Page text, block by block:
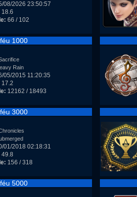
08/2026 23:50:57
18.6
66 / 102
1000
Rain
05/2015 11:20:35
17.2
12162 / 18493
3000
01/2018 02:18:31
49.8
156 / 318
5000